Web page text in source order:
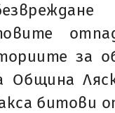
за
Община
битови